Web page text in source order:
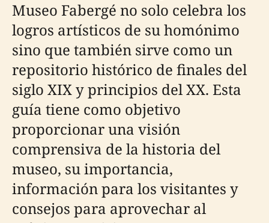
Museo Fabergé no solo celebra los
logros artísticos de su homónimo
sino que también sirve como un
repositorio histórico de finales del
siglo XIX y principios del XX. Esta
guía tiene como objetivo
proporcionar una visión
comprensiva de la historia del
museo, su importancia,
información para los visitantes y
consejos para aprovechar al